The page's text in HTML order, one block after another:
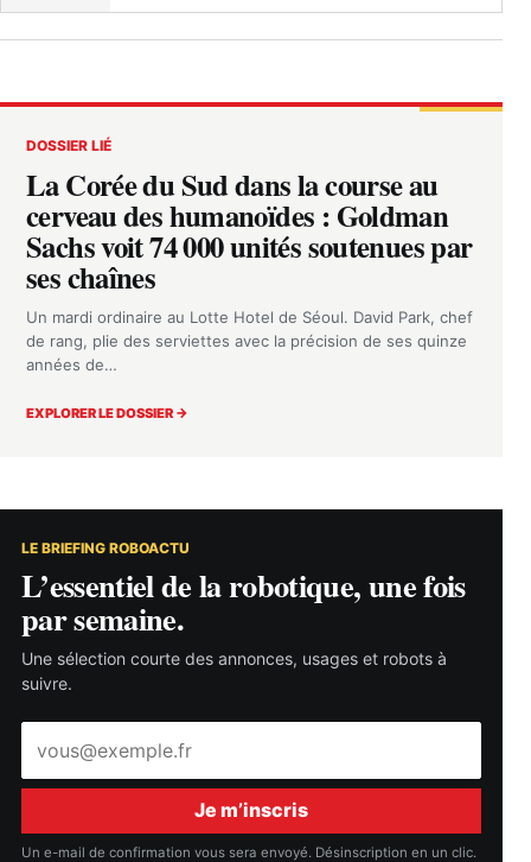
DOSSIER LIÉ
La Corée du Sud dans la course au
cerveau des humanoïdes : Goldman
Sachs voit 74 000 unités soutenues par
ses chaînes
Un mardi ordinaire au Lotte Hotel de Séoul. David Park, chef
de rang, plie des serviettes avec la précision de ses quinze
années de…
EXPLORER LE DOSSIER →
LE BRIEFING ROBOACTU
L’essentiel de la robotique, une fois
par semaine.
Une sélection courte des annonces, usages et robots à
suivre.
mail
Je m’inscris
Un e-mail de confirmation vous sera envoyé. Désinscription en un clic.